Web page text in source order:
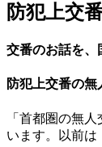
防犯上交
交番のお話を、
防犯上交番の無
「首都圏の無
います。以前は